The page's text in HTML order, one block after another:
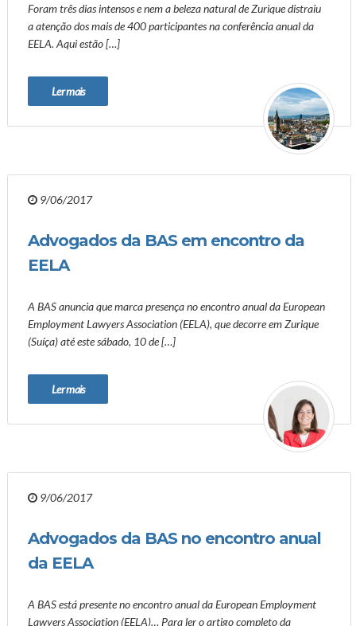
Foram três dias intensos e nem a beleza natural de Zurique distraiu
a atenção dos mais de 400 participantes na conferência anual da
EELA. Aqui estão […]
Ler mais
9/06/2017
Advogados da BAS em encontro da
EELA
A BAS anuncia que marca presença no encontro anual da European
Employment Lawyers Association (EELA), que decorre em Zurique
(Suíça) até este sábado, 10 de […]
Ler mais
9/06/2017
Advogados da BAS no encontro anual
da EELA
A BAS está presente no encontro anual da European Employment
Lawyers Association (EELA)… Para ler o artigo completo da